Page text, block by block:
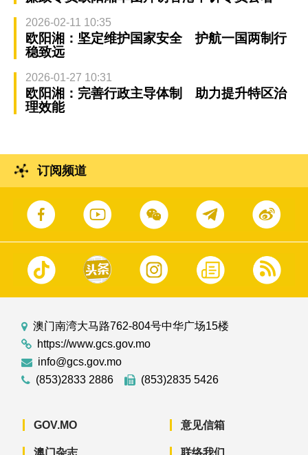
2026-02-11 10:35
欧阳湘：坚定维护国家安全 护航一国两制行
稳致远
2026-01-27 10:31
欧阳湘：完善行政主导体制 助力提升特区治
理效能
订阅频道
澳门南湾大马路762-804号中华广场15楼
https://www.gcs.gov.mo
info@gcs.gov.mo
(853)2833 2886
(853)2835 5426
GOV.MO 意见信箱